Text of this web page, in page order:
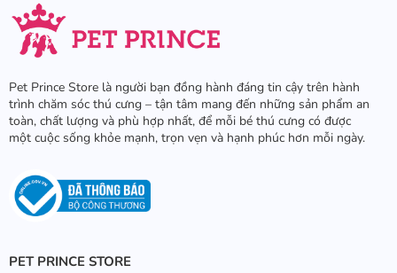
Pet Prince Store là người bạn đồng hành đáng tin cậy trên hành
trình chăm sóc thú cưng – tận tâm mang đến những sản phẩm an
toàn, chất lượng và phù hợp nhất, để mỗi bé thú cưng có được
một cuộc sống khỏe mạnh, trọn vẹn và hạnh phúc hơn mỗi ngày.
PET PRINCE STORE